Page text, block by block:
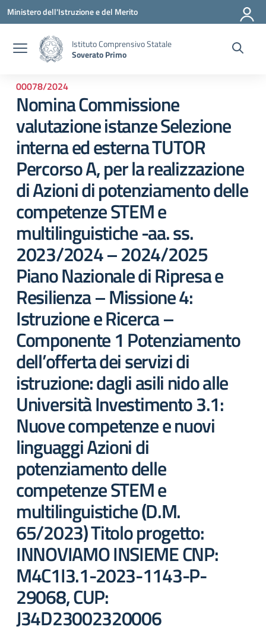
Vai ai contenuti
Vai al menu di navigazione
Vai al footer
Ministero dell'Istruzione e del Merito
Istituto Comprensivo Statale
Soverato Primo
00078/2024
Nomina Commissione
valutazione istanze Selezione
interna ed esterna TUTOR
Percorso A, per la realizzazione
di Azioni di potenziamento delle
competenze STEM e
multilinguistiche -aa. ss.
2023/2024 – 2024/2025
Piano Nazionale di Ripresa e
Resilienza – Missione 4:
Istruzione e Ricerca –
Componente 1 Potenziamento
dell’offerta dei servizi di
istruzione: dagli asili nido alle
Università Investimento 3.1:
Nuove competenze e nuovi
linguaggi Azioni di
potenziamento delle
competenze STEM e
multilinguistiche (D.M.
65/2023) Titolo progetto:
INNOVIAMO INSIEME CNP:
M4C1I3.1-2023-1143-P-
29068, CUP:
J34D23002320006